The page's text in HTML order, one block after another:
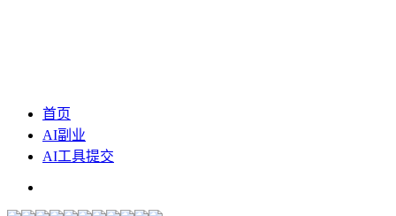
首页
AI副业
AI工具提交